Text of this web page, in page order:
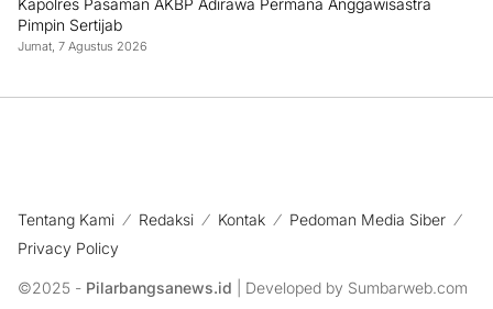
Kapolres Pasaman AKBP Adirawa Permana Anggawisastra
Pimpin Sertijab
Jumat, 7 Agustus 2026
Tentang Kami Redaksi Kontak
Pedoman Media Siber
Privacy Policy
©2025 - Pilarbangsanews.id | Developed by Sumbarweb.com